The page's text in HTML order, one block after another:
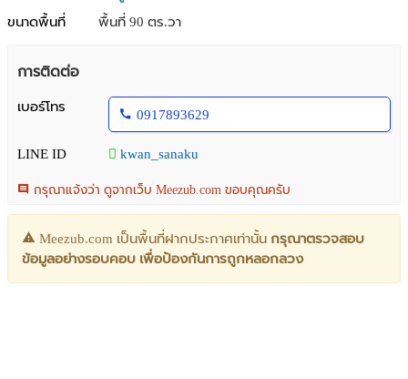
ขนาดพื้นที่
พื้นที่ 90 ตร.วา
การติดต่อ
เบอร์โทร
0917893629
LINE ID kwan_sanaku
กรุณาแจ้งว่า ดูจากเว็บ Meezub.com ขอบคุณครับ
Meezub.com เป็นพื้นที่ฝากประกาศเท่านั้น กรุณาตรวจสอบ
ข้อมูลอย่างรอบคอบ เพื่อป้องกันการถูกหลอกลวง